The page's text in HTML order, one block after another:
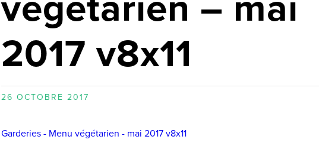
2017 v8x11
26 OCTOBRE 2017
Garderies - Menu végétarien - mai 2017 v8x11